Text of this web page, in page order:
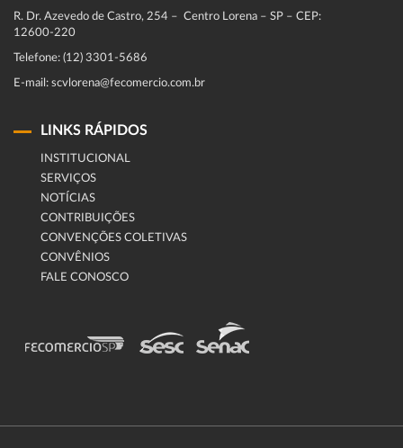
R. Dr. Azevedo de Castro, 254 – Centro Lorena – SP – CEP:
12600-220
Telefone: (12) 3301-5686
E-mail: scvlorena@fecomercio.com.br
LINKS RÁPIDOS
INSTITUCIONAL
SERVIÇOS
NOTÍCIAS
CONTRIBUIÇÕES
CONVENÇÕES COLETIVAS
CONVÊNIOS
FALE CONOSCO